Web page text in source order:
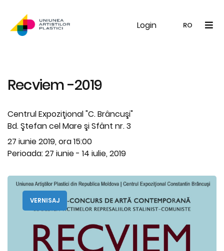
Login RO
UAP Galerie Noutăți
Recviem -2019
Centrul Expoziţional "C. Brâncuşi"
Bd. Ştefan cel Mare şi Sfânt nr. 3
27 iunie 2019, ora 15:00
Perioada: 27 iunie - 14 iulie, 2019
VERNISAJ